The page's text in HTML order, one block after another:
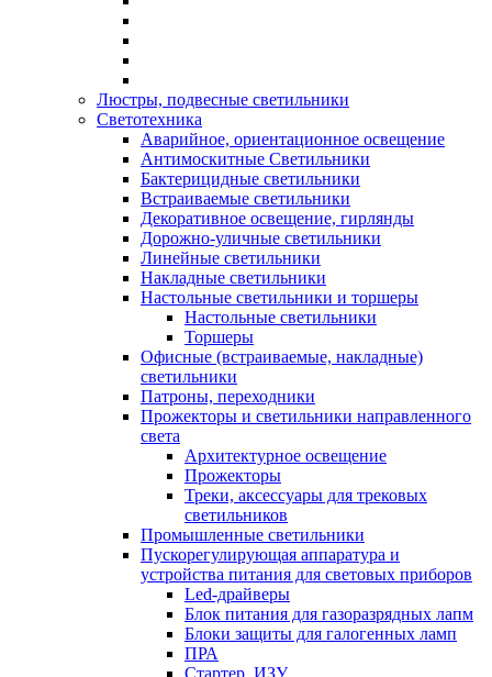
Люстры, подвесные светильники
Светотехника
Аварийное, ориентационное освещение
Антимоскитные Светильники
Бактерицидные светильники
Встраиваемые светильники
Декоративное освещение, гирлянды
Дорожно-уличные светильники
Линейные светильники
Накладные светильники
Настольные светильники и торшеры
Настольные светильники
Торшеры
Офисные (встраиваемые, накладные)
светильники
Патроны, переходники
Прожекторы и светильники направленного
света
Архитектурное освещение
Прожекторы
Треки, аксессуары для трековых
светильников
Промышленные светильники
Пускорегулирующая аппаратура и
устройства питания для световых приборов
Led-драйверы
Блок питания для газоразрядных лапм
Блоки защиты для галогенных ламп
ПРА
Стартер, ИЗУ